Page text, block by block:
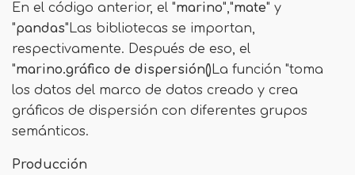
En el código anterior, el "marino","mate" y
"pandas"Las bibliotecas se importan,
respectivamente. Después de eso, el
"marino.gráfico de dispersión() La función "toma
los datos del marco de datos creado y crea
gráficos de dispersión con diferentes grupos
semánticos.
Producción